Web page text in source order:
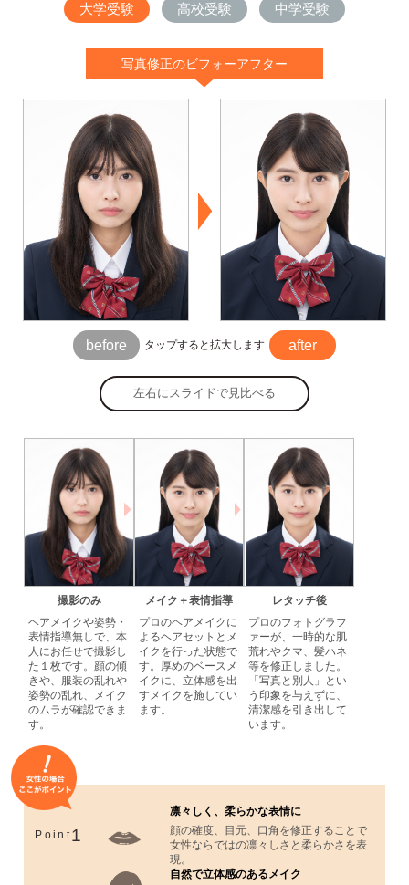
大学受験 高校受験 中学受験
写真修正のビフォーアフター
before after
タップすると拡大します
左右にスライドで見比べる
撮影のみ
ヘアメイクや姿勢・
表情指導無しで、本
人にお任せで撮影し
た１枚です。顔の傾
きや、服装の乱れや
姿勢の乱れ、メイク
のムラが確認できま
す。
メイク＋表情指導
プロのヘアメイクに
よるヘアセットとメ
イクを行った状態で
す。厚めのベースメ
イクに、立体感を出
すメイクを施してい
ます。
レタッチ後
プロのフォトグラフ
ァーが、一時的な肌
荒れやクマ、髪ハネ
等を修正しました。
「写真と別人」とい
う印象を与えずに、
清潔感を引き出して
います。
Point1
凛々しく、柔らかな表情に
顔の確度、目元、口角を修正することで
女性ならではの凛々しさと柔らかさを表
現。
自然で立体感のあるメイク